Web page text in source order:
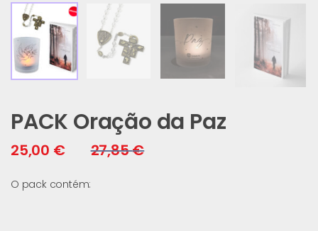
PACK Oração da Paz
27,85€
25,00 €
O pack contém: